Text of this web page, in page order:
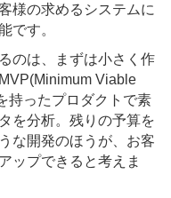
様の求めるシステムに
です。
のは、まずは小さく作
Viable
持ったプロダクトで素
を分析。残りの予算を
な開発のほうが、お客
ップできると考えま